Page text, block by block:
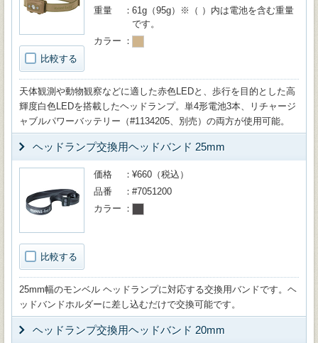
比較する
重量
61g（95g）※（ ）内は電池を含む重量
です。
カラー
天体観測や動物観察などに適した赤色LEDと、歩行を目的とした高
輝度白色LEDを搭載したヘッドランプ。単4形電池3本、リチャージ
ャブルパワーバッテリー（#1134205、別売）の両方が使用可能。
ヘッドランプ交換用ヘッドバンド 25mm
比較する
価格
¥660（税込）
品番
#7051200
カラー
25mm幅のモンベル ヘッドランプに対応する交換用バンドです。ヘ
ッドバンドホルダーに差し込むだけで交換可能です。
ヘッドランプ交換用ヘッドバンド 20mm